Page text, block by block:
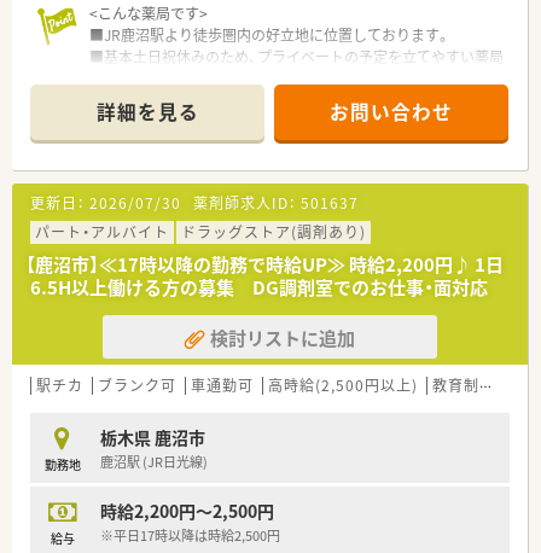
<こんな薬局です>
■JR鹿沼駅より徒歩圏内の好立地に位置しております。
■基本土日祝休みのため、プライベートの予定を立てやすい薬局
■大型店舗のため、駐車場も広く地域のお客様・患者様の生活に
欠かせない存在となっています。
■面受けのため、様々な処方箋に触れることができます。
■1日の処方枚数が落ち着いているため、じっくりと患者様に向
き合える環境です。
■周囲は住宅街となっています。近くにはコンビニもあり、生活
環境が整っています。
<こんな会社です>
設立以来、37年連続増収、店舗数は840店舗程、その中で調剤併
設店は470店舗ほど
あり、調剤併設率は56％になります！
経営理念としては、健康と美と衛生を通じての社会貢献を掲げて
いる会社です。
限発揮し運営しています。
在宅にも注力しており、在宅専門薬局も設置しています。
主な仕事は薬局内での業務になりますが、ドラッグストア薬剤師
として食から介護まで幅広くお客様の生活をサポートできるこ
詳細を見る お問い合わせ
更新日： 2026/07/30 薬剤師求人ID： 501637
パート・アルバイト
ドラッグストア(調剤あり)
【鹿沼市】≪17時以降の勤務で時給UP≫ 時給2,200円♪ 1日
6.5H以上働ける方の募集 DG調剤室でのお仕事・面対応
検討リストに追加
駅チカ ブランク可 車通勤可 高時給(2,500円以上) 教育制度あり
勤務地
栃木県 鹿沼市
鹿沼駅 (JR日光線)
給与
時給2,200円～2,500円
※平日17時以降は時給2,500円